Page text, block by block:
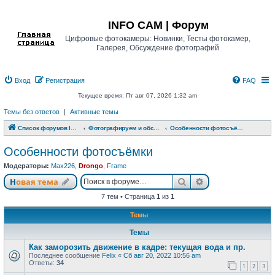
INFO CAM | Форум
Цифровые фотокамеры: Новинки, Тесты фотокамер,
Галерея, Обсуждение фотографий
Вход Регистрация FAQ
Текущее время: Пт авг 07, 2026 1:32 am
Темы без ответов | Активные темы
Список форумов INFO CAM | Форум Особенности фотосъёмки
Особенности фотосъёмки
Модераторы: Max226 Drongo Frame
Новая тема
Новая тема ПоискРасширенный
7 тем • Страница 1 из 1
Темы
Темы
Как заморозить движение в кадре: текущая вода и пр.
Последнее сообщение Felix « Сб авг 20, 2022 10:56 am
Ответы: 34 1 2 3